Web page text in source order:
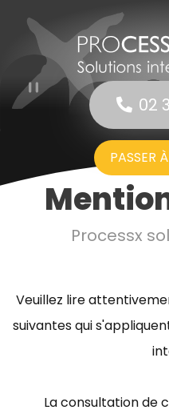
PASSER
02
Processx
Veuillez lire
suivantes qui
La consultation de